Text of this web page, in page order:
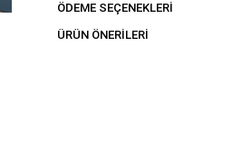
ÖDEME SEÇENEKLERI
ÜRÜN ÖNERILERI